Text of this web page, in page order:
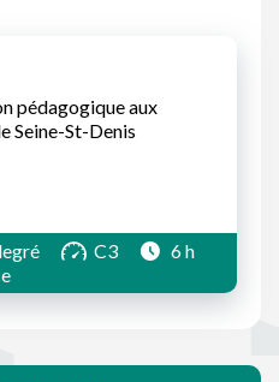
pédagogique aux
Seine-St-Denis
C3
6 h